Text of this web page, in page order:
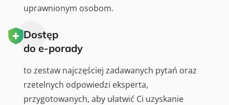
uprawnionym osobom.
Dostęp
do e-porady
to zestaw najczęściej zadawanych pytań oraz
rzetelnych odpowiedzi eksperta,
przygotowanych, aby ułatwić Ci uzyskanie